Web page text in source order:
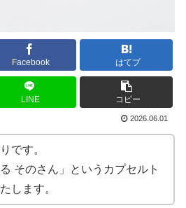
Facebook はてブ
LINE コピー
2026.06.01
です。
る そのさん」というカプセルト
します。